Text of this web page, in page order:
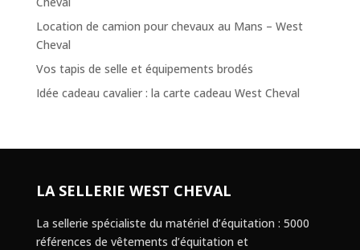
Location de camion pour chevaux au Mans – West
Cheval
Vos tapis de selle et équipements brodés
Idée cadeau cavalier : la carte cadeau West Cheval
LA SELLERIE WEST CHEVAL
La sellerie spécialiste du matériel d’équitation : 5000
références de vêtements d’équitation et